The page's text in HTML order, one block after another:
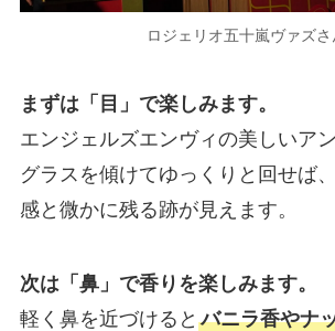
ロジェリオ五十嵐ヴァズさ
まずは「目」で楽しみます。
エンジェルズエンヴィの美しいア
グラスを傾けてゆっくりと回せば
感と微かに残る跡が見えます。
次は「鼻」で香りを楽しみます。
軽く鼻を近づけると バニラ香やナ